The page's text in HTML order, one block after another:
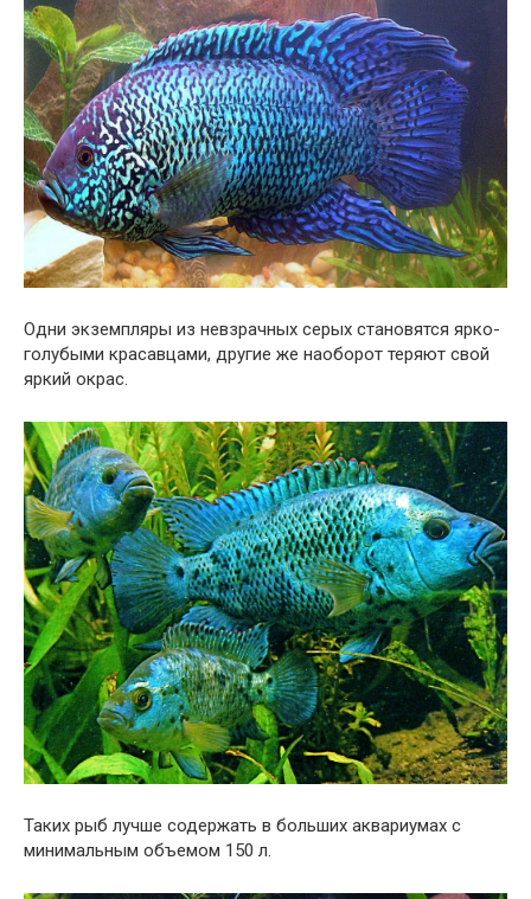
Одни экземпляры из невзрачных серых становятся ярко-
голубыми красавцами, другие же наоборот теряют свой
яркий окрас.
Таких рыб лучше содержать в больших аквариумах с
минимальным объемом 150 л.